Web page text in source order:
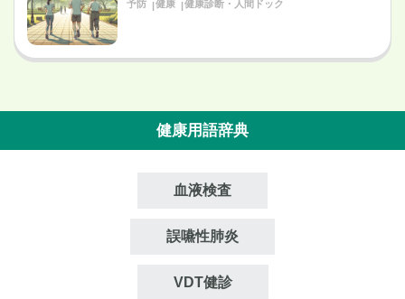
予防 健康 健康診断・人間ドック
健康用語辞典
血液検査
誤嚥性肺炎
VDT健診